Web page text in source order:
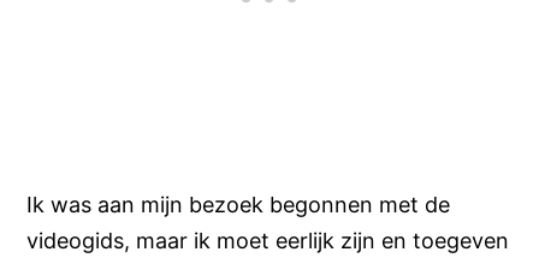
Ik was aan mijn bezoek begonnen met de
videogids, maar ik moet eerlijk zijn en toegeven